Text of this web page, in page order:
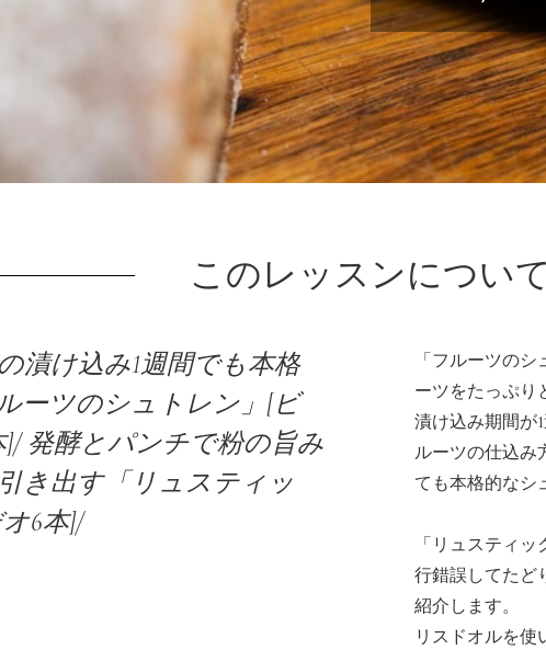
Bien Cuitについて
講師紹介
利用規約
パン屋に
パ
よく
このレッスンについて
漬け込み1週間でも本格
ーツのシュトレン」[ビ
]/ 発酵とパンチで粉の旨み
き出す「リュスティッ
6本]/
「フルーツの
ーツをたっぷり
漬け込み期間が
ルーツの仕込み
ても本格的なシ
「リュスティ
行錯誤してたど
紹介します。
リスドオルを使